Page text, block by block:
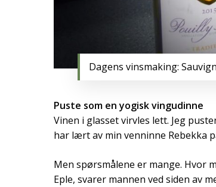
Dagens vinsmaking:
Puste som en yogisk vingudinne
Vinen i glasset virvles lett. Jeg
har lært av min venninne Rebekka
Men spørsmålene er mange. Hvor
Eple, svarer mannen ved siden av